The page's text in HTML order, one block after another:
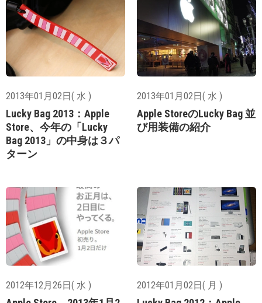
2013年01月02日( 水 )
Lucky Bag 2013：Apple
Store、今年の「Lucky
Bag 2013」の中身は３パ
ターン
2013年01月02日( 水 )
Apple StoreのLucky Bag 並
び用装備の紹介
2012年12月26日( 水 ) 2012年01月02日( 月 )